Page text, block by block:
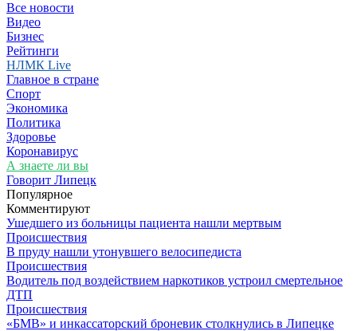
Все новости
Видео
Бизнес
Рейтинги
НЛМК Live
Главное в стране
Спорт
Экономика
Политика
Здоровье
Коронавирус
А знаете ли вы
Говорит Липецк
Популярное
Комментируют
Ушедшего из больницы пациента нашли мертвым
Происшествия
В пруду нашли утонувшего велосипедиста
Происшествия
Водитель под воздействием наркотиков устроил смертельное
ДТП
Происшествия
«БМВ» и инкассаторский броневик столкнулись в Липецке